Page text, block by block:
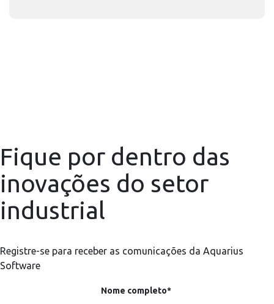
Fique por dentro das
inovações do setor
industrial
Registre-se para receber as comunicações da Aquarius
Software
Nome completo*